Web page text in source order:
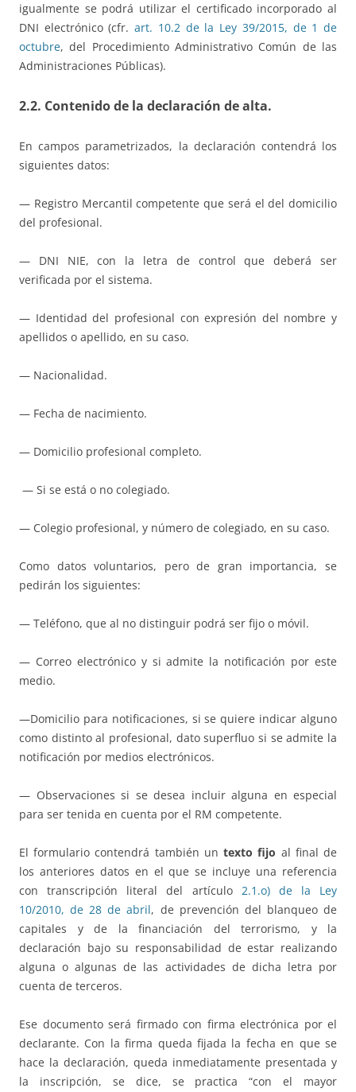
igualmente se podrá utilizar el certificado incorporado al
DNI electrónico (cfr.art. 10.2 de la Ley 39/2015, de 1 de
octubre, del Procedimiento Administrativo Común de las
Administraciones Públicas).
2.2. Contenido de la declaración de alta.
En campos parametrizados, la declaración contendrá los
siguientes datos:
— Registro Mercantil competente que será el del domicilio
del profesional.
— DNI NIE, con la letra de control que deberá ser
verificada por el sistema.
— Identidad del profesional con expresión del nombre y
apellidos o apellido, en su caso.
— Nacionalidad.
— Fecha de nacimiento.
— Domicilio profesional completo.
— Si se está o no colegiado.
— Colegio profesional, y número de colegiado, en su caso.
Como datos voluntarios, pero de gran importancia, se
pedirán los siguientes:
— Teléfono, que al no distinguir podrá ser fijo o móvil.
— Correo electrónico y si admite la notificación por este
medio.
—Domicilio para notificaciones, si se quiere indicar alguno
como distinto al profesional, dato superfluo si se admite la
notificación por medios electrónicos.
— Observaciones si se desea incluir alguna en especial
para ser tenida en cuenta por el RM competente.
El formulario contendrá también untexto fijo al final de
los anteriores datos en el que se incluye una referencia
con transcripción literal del artículo 2.1.o) de la Ley
10/2010, de 28 de abril, de prevención del blanqueo de
capitales y de la financiación del terrorismo, y la
declaración bajo su responsabilidad de estar realizando
alguna o algunas de las actividades de dicha letra por
cuenta de terceros.
Ese documento será firmado con firma electrónica por el
declarante. Con la firma queda fijada la fecha en que se
hace la declaración, queda inmediatamente presentada y
la inscripción, se dice, se practica “con el mayor